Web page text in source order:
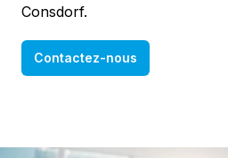
Consdorf.
Contactez-nous